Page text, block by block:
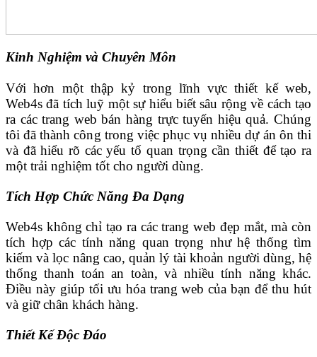
Kinh Nghiệm và Chuyên Môn
Với hơn một thập kỷ trong lĩnh vực thiết kế web,
Web4s đã tích luỹ một sự hiểu biết sâu rộng về cách tạo
ra các trang web bán hàng trực tuyến hiệu quả. Chúng
tôi đã thành công trong việc phục vụ nhiều dự án ôn thi
và đã hiểu rõ các yếu tố quan trọng cần thiết để tạo ra
một trải nghiệm tốt cho người dùng.
Tích Hợp Chức Năng Đa Dạng
Web4s không chỉ tạo ra các trang web đẹp mắt, mà còn
tích hợp các tính năng quan trọng như hệ thống tìm
kiếm và lọc nâng cao, quản lý tài khoản người dùng, hệ
thống thanh toán an toàn, và nhiều tính năng khác.
Điều này giúp tối ưu hóa trang web của bạn để thu hút
và giữ chân khách hàng.
Thiết Kế Độc Đáo